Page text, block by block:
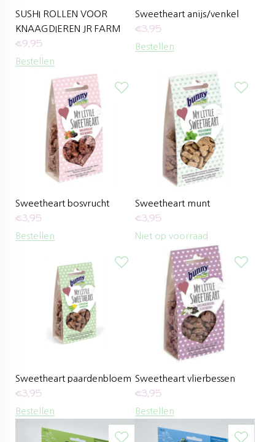
SUSHI ROLLEN VOOR
KNAAGDIEREN JR FARM
€9,95
Bestellen
Sweetheart anijs/venkel
€3,95
Bestellen
Sweetheart bosvrucht
€3,95
Bestellen
Sweetheart munt
€3,95
Niet op voorraad
Sweetheart paardenbloem
€3,95
Bestellen
Sweetheart vlierbessen
€3,95
Bestellen